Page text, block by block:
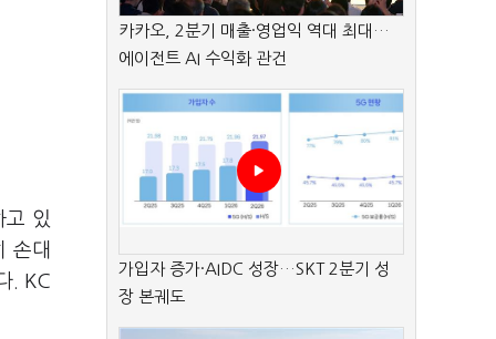
고 있
손대
. KC
카카오, 2분기 매출·영업익 역대 최대…
에이전트 AI 수익화 관건
가입자 증가·AIDC 성장…SKT 2분기 성
장 본궤도